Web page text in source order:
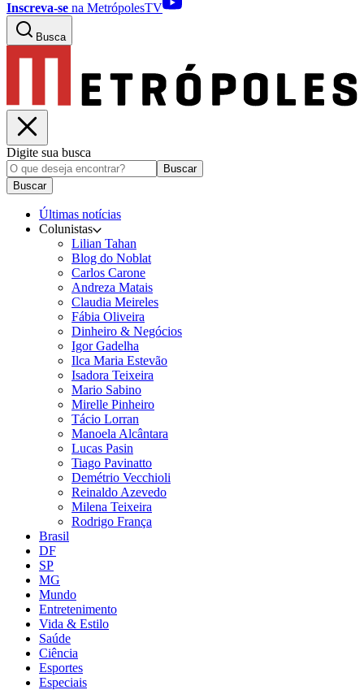
Inscreva-se na MetrópolesTV
Busca
Digite sua busca
Buscar
Buscar
Últimas notícias
Colunistas
Lilian Tahan
Blog do Noblat
Carlos Carone
Andreza Matais
Claudia Meireles
Fábia Oliveira
Dinheiro & Negócios
Igor Gadelha
Ilca Maria Estevão
Isadora Teixeira
Mario Sabino
Mirelle Pinheiro
Tácio Lorran
Manoela Alcântara
Lucas Pasin
Tiago Pavinatto
Demétrio Vecchioli
Reinaldo Azevedo
Milena Teixeira
Rodrigo França
Brasil
DF
SP
MG
Mundo
Entretenimento
Vida & Estilo
Saúde
Ciência
Esportes
Especiais